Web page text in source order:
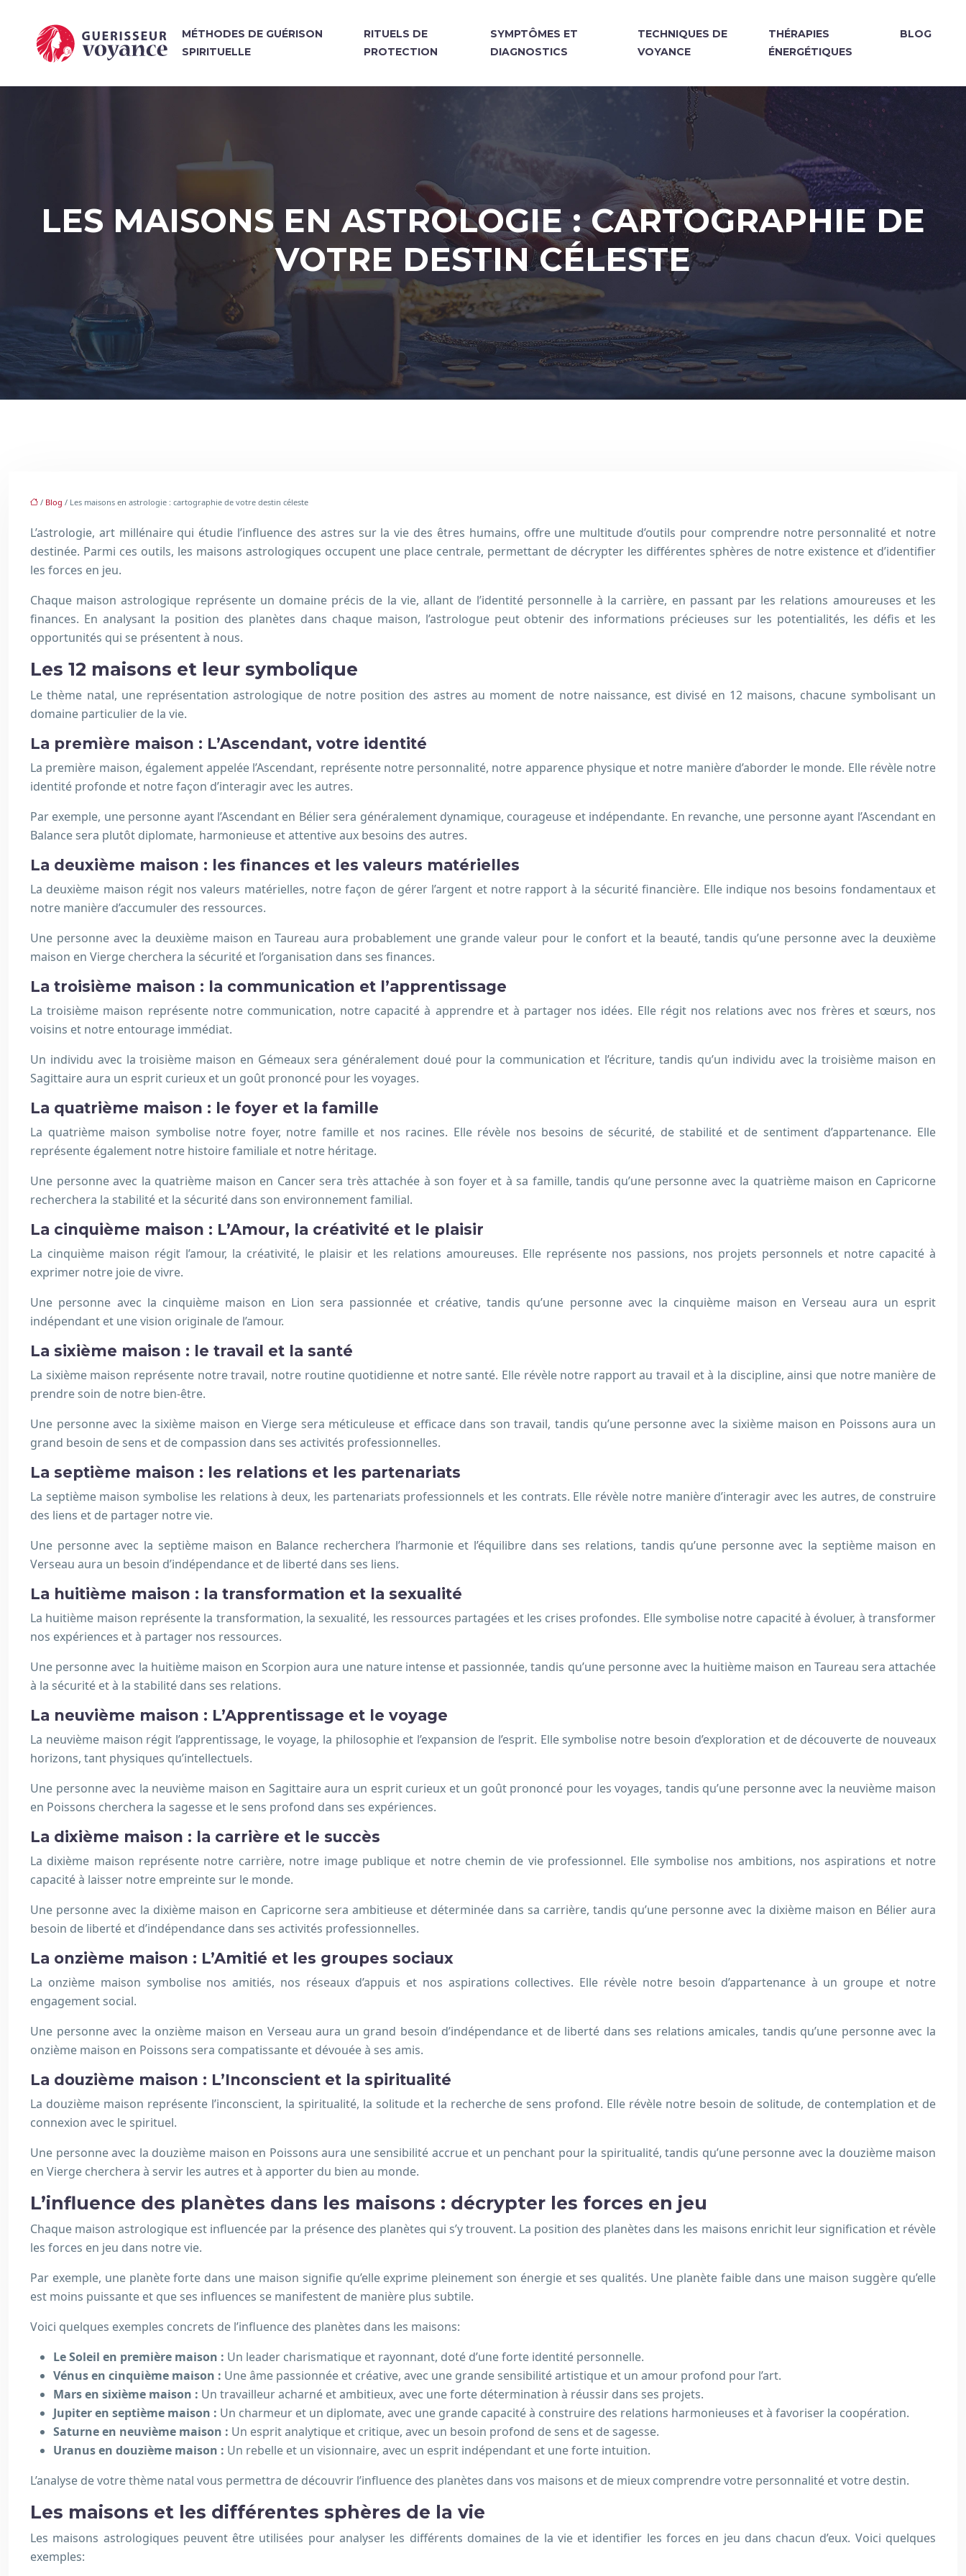
MÉTHODES DE GUÉRISON
SPIRITUELLE
RITUELS DE
PROTECTION
SYMPTÔMES ET
DIAGNOSTICS
TECHNIQUES DE
VOYANCE
THÉRAPIES
ÉNERGÉTIQUES
BLOG
LES MAISONS EN ASTROLOGIE : CARTOGRAPHIE DE
VOTRE DESTIN CÉLESTE
/ Blog / Les maisons en astrologie : cartographie de votre destin céleste
L’astrologie, art millénaire qui étudie l’influence des astres sur la vie des êtres humains, offre une multitude d’outils pour comprendre notre personnalité et notre
destinée. Parmi ces outils, les maisons astrologiques occupent une place centrale, permettant de décrypter les différentes sphères de notre existence et d’identifier
les forces en jeu.
Chaque maison astrologique représente un domaine précis de la vie, allant de l’identité personnelle à la carrière, en passant par les relations amoureuses et les
finances. En analysant la position des planètes dans chaque maison, l’astrologue peut obtenir des informations précieuses sur les potentialités, les défis et les
opportunités qui se présentent à nous.
Les 12 maisons et leur symbolique
Le thème natal, une représentation astrologique de notre position des astres au moment de notre naissance, est divisé en 12 maisons, chacune symbolisant un
domaine particulier de la vie.
La première maison : L’Ascendant, votre identité
La première maison, également appelée l’Ascendant, représente notre personnalité, notre apparence physique et notre manière d’aborder le monde. Elle révèle notre
identité profonde et notre façon d’interagir avec les autres.
Par exemple, une personne ayant l’Ascendant en Bélier sera généralement dynamique, courageuse et indépendante. En revanche, une personne ayant l’Ascendant en
Balance sera plutôt diplomate, harmonieuse et attentive aux besoins des autres.
La deuxième maison : les finances et les valeurs matérielles
La deuxième maison régit nos valeurs matérielles, notre façon de gérer l’argent et notre rapport à la sécurité financière. Elle indique nos besoins fondamentaux et
notre manière d’accumuler des ressources.
Une personne avec la deuxième maison en Taureau aura probablement une grande valeur pour le confort et la beauté, tandis qu’une personne avec la deuxième
maison en Vierge cherchera la sécurité et l’organisation dans ses finances.
La troisième maison : la communication et l’apprentissage
La troisième maison représente notre communication, notre capacité à apprendre et à partager nos idées. Elle régit nos relations avec nos frères et sœurs, nos
voisins et notre entourage immédiat.
Un individu avec la troisième maison en Gémeaux sera généralement doué pour la communication et l’écriture, tandis qu’un individu avec la troisième maison en
Sagittaire aura un esprit curieux et un goût prononcé pour les voyages.
La quatrième maison : le foyer et la famille
La quatrième maison symbolise notre foyer, notre famille et nos racines. Elle révèle nos besoins de sécurité, de stabilité et de sentiment d’appartenance. Elle
représente également notre histoire familiale et notre héritage.
Une personne avec la quatrième maison en Cancer sera très attachée à son foyer et à sa famille, tandis qu’une personne avec la quatrième maison en Capricorne
recherchera la stabilité et la sécurité dans son environnement familial.
La cinquième maison : L’Amour, la créativité et le plaisir
La cinquième maison régit l’amour, la créativité, le plaisir et les relations amoureuses. Elle représente nos passions, nos projets personnels et notre capacité à
exprimer notre joie de vivre.
Une personne avec la cinquième maison en Lion sera passionnée et créative, tandis qu’une personne avec la cinquième maison en Verseau aura un esprit
indépendant et une vision originale de l’amour.
La sixième maison : le travail et la santé
La sixième maison représente notre travail, notre routine quotidienne et notre santé. Elle révèle notre rapport au travail et à la discipline, ainsi que notre manière de
prendre soin de notre bien-être.
Une personne avec la sixième maison en Vierge sera méticuleuse et efficace dans son travail, tandis qu’une personne avec la sixième maison en Poissons aura un
grand besoin de sens et de compassion dans ses activités professionnelles.
La septième maison : les relations et les partenariats
La septième maison symbolise les relations à deux, les partenariats professionnels et les contrats. Elle révèle notre manière d’interagir avec les autres, de construire
des liens et de partager notre vie.
Une personne avec la septième maison en Balance recherchera l’harmonie et l’équilibre dans ses relations, tandis qu’une personne avec la septième maison en
Verseau aura un besoin d’indépendance et de liberté dans ses liens.
La huitième maison : la transformation et la sexualité
La huitième maison représente la transformation, la sexualité, les ressources partagées et les crises profondes. Elle symbolise notre capacité à évoluer, à transformer
nos expériences et à partager nos ressources.
Une personne avec la huitième maison en Scorpion aura une nature intense et passionnée, tandis qu’une personne avec la huitième maison en Taureau sera attachée
à la sécurité et à la stabilité dans ses relations.
La neuvième maison : L’Apprentissage et le voyage
La neuvième maison régit l’apprentissage, le voyage, la philosophie et l’expansion de l’esprit. Elle symbolise notre besoin d’exploration et de découverte de nouveaux
horizons, tant physiques qu’intellectuels.
Une personne avec la neuvième maison en Sagittaire aura un esprit curieux et un goût prononcé pour les voyages, tandis qu’une personne avec la neuvième maison
en Poissons cherchera la sagesse et le sens profond dans ses expériences.
La dixième maison : la carrière et le succès
La dixième maison représente notre carrière, notre image publique et notre chemin de vie professionnel. Elle symbolise nos ambitions, nos aspirations et notre
capacité à laisser notre empreinte sur le monde.
Une personne avec la dixième maison en Capricorne sera ambitieuse et déterminée dans sa carrière, tandis qu’une personne avec la dixième maison en Bélier aura
besoin de liberté et d’indépendance dans ses activités professionnelles.
La onzième maison : L’Amitié et les groupes sociaux
La onzième maison symbolise nos amitiés, nos réseaux d’appuis et nos aspirations collectives. Elle révèle notre besoin d’appartenance à un groupe et notre
engagement social.
Une personne avec la onzième maison en Verseau aura un grand besoin d’indépendance et de liberté dans ses relations amicales, tandis qu’une personne avec la
onzième maison en Poissons sera compatissante et dévouée à ses amis.
La douzième maison : L’Inconscient et la spiritualité
La douzième maison représente l’inconscient, la spiritualité, la solitude et la recherche de sens profond. Elle révèle notre besoin de solitude, de contemplation et de
connexion avec le spirituel.
Une personne avec la douzième maison en Poissons aura une sensibilité accrue et un penchant pour la spiritualité, tandis qu’une personne avec la douzième maison
en Vierge cherchera à servir les autres et à apporter du bien au monde.
L’influence des planètes dans les maisons : décrypter les forces en jeu
Chaque maison astrologique est influencée par la présence des planètes qui s’y trouvent. La position des planètes dans les maisons enrichit leur signification et révèle
les forces en jeu dans notre vie.
Par exemple, une planète forte dans une maison signifie qu’elle exprime pleinement son énergie et ses qualités. Une planète faible dans une maison suggère qu’elle
est moins puissante et que ses influences se manifestent de manière plus subtile.
Voici quelques exemples concrets de l’influence des planètes dans les maisons:
Le Soleil en première maison : Un leader charismatique et rayonnant, doté d’une forte identité personnelle.
Vénus en cinquième maison : Une âme passionnée et créative, avec une grande sensibilité artistique et un amour profond pour l’art.
Mars en sixième maison : Un travailleur acharné et ambitieux, avec une forte détermination à réussir dans ses projets.
Jupiter en septième maison : Un charmeur et un diplomate, avec une grande capacité à construire des relations harmonieuses et à favoriser la coopération.
Saturne en neuvième maison : Un esprit analytique et critique, avec un besoin profond de sens et de sagesse.
Uranus en douzième maison : Un rebelle et un visionnaire, avec un esprit indépendant et une forte intuition.
L’analyse de votre thème natal vous permettra de découvrir l’influence des planètes dans vos maisons et de mieux comprendre votre personnalité et votre destin.
Les maisons et les différentes sphères de la vie
Les maisons astrologiques peuvent être utilisées pour analyser les différents domaines de la vie et identifier les forces en jeu dans chacun d’eux. Voici quelques
exemples: